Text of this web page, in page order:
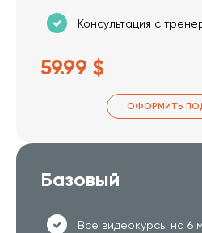
Консультация с
59.99 $
ОФОРМИТЬ
Базовый
Все видеокурсы на 6